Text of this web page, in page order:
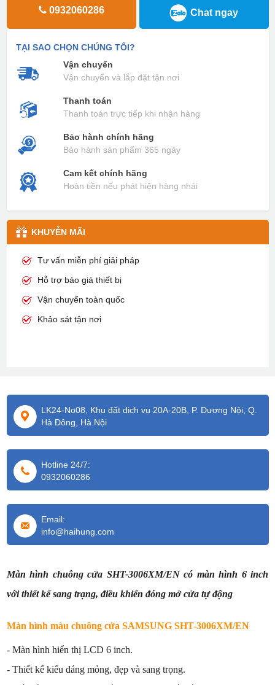
0932060286 Chat ngay
TẠI SAO CHỌN CHÚNG TÔI?
Vận chuyển
Vận chuyển và lắp đặt tận nơi
Thanh toán
Thanh toán trực tiếp khi nhận hàng
Bảo hành chính hãng
Bảo hành sản phẩm 365 ngày
Cam kết chính hãng
Hoàn tiền nếu phát hiện hàng nhái
KHUYỄN MÃI
Tư vấn miễn phí giải pháp
Hỗ trợ báo giá thiết bị
Vận chuyển toàn quốc
Khảo sát tận nơi
LK24-No08, Khu đất dịch vụ 20A-20B, P. Dương Nội, Q.
Hà Đông, Hà Nội
Hotline 24/7:
0932060286
Email:
info@haihung.com
Màn hình chuông cửa SHT-3006XM/EN có màn hình 6 inch
với thiết kế sang trạng, điều khiển đóng mở cửa tự động
Màn hình màu chuông cửa SAMSUNG SHT-3006XM/EN
- Màn hình hiển thị LCD 6 inch.
- Thiết kế kiểu dáng mỏng, đẹp và sang trọng.